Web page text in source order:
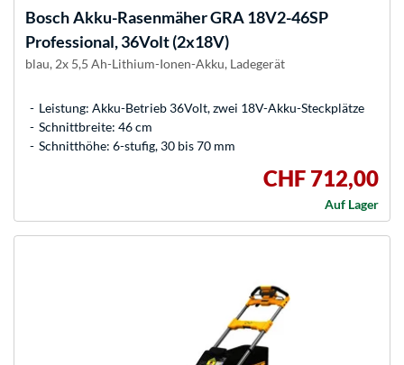
BoschAkku-Rasenmäher GRA 18V2-46SP
Professional, 36Volt (2x18V)
blau, 2x 5,5 Ah-Lithium-Ionen-Akku, Ladegerät
Leistung: Akku-Betrieb 36Volt, zwei 18V-Akku-Steckplätze
Schnittbreite: 46 cm
Schnitthöhe: 6-stufig, 30 bis 70 mm
CHF 712,00
Auf Lager